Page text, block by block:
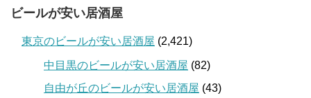
ビールが安い居酒屋
東京のビールが安い居酒屋 (2,421)
中目黒のビールが安い居酒屋 (82)
自由が丘のビールが安い居酒屋 (43)